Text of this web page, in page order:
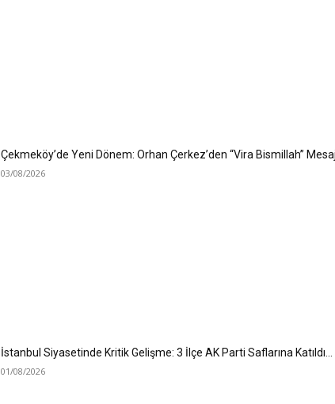
Çekmeköy’de Yeni Dönem: Orhan Çerkez’den “Vira Bismillah”
03/08/2026
İstanbul Siyasetinde Kritik Gelişme: 3 İlçe AK Parti Saflarına Katıldı…
01/08/2026